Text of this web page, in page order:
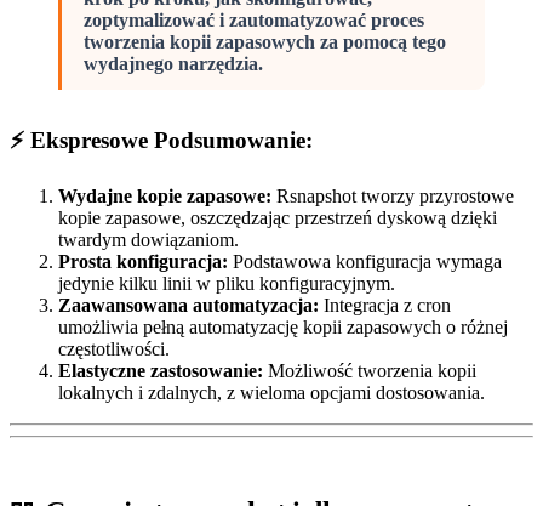
zoptymalizować i zautomatyzować proces
tworzenia kopii zapasowych za pomocą tego
wydajnego narzędzia.
⚡ Ekspresowe Podsumowanie:
Wydajne kopie zapasowe: Rsnapshot tworzy przyrostowe
kopie zapasowe, oszczędzając przestrzeń dyskową dzięki
twardym dowiązaniom.
Prosta konfiguracja: Podstawowa konfiguracja wymaga
jedynie kilku linii w pliku konfiguracyjnym.
Zaawansowana automatyzacja: Integracja z cron
umożliwia pełną automatyzację kopii zapasowych o różnej
częstotliwości.
Elastyczne zastosowanie: Możliwość tworzenia kopii
lokalnych i zdalnych, z wieloma opcjami dostosowania.